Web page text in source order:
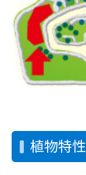
植物特性